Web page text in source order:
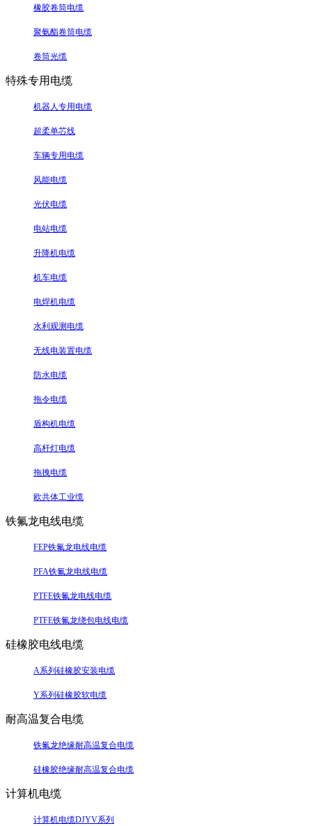
橡胶卷筒电缆
聚氨酯卷筒电缆
卷筒光缆
特殊专用电缆
机器人专用电缆
超柔单芯线
车辆专用电缆
风能电缆
光伏电缆
电站电缆
升降机电缆
机车电缆
电焊机电缆
水利观测电缆
无线电装置电缆
防水电缆
拖令电缆
盾构机电缆
高杆灯电缆
拖拽电缆
欧共体工业缆
铁氟龙电线电缆
FEP铁氟龙电线电缆
PFA铁氟龙电线电缆
PTFE铁氟龙电线电缆
PTFE铁氟龙绕包电线电缆
硅橡胶电线电缆
A系列硅橡胶安装电缆
Y系列硅橡胶软电缆
耐高温复合电缆
铁氟龙绝缘耐高温复合电缆
硅橡胶绝缘耐高温复合电缆
计算机电缆
计算机电缆DJYV系列